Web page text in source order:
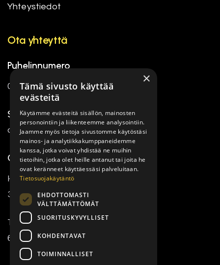
Yhteystiedot
Ota yhteyttä
Puhelinnumero
050 494 2699
Sähköpostiosoite
asiakaspalvelu@rakennecenter.fi
Osoite
Hämeenkatu 2
33100 Tampere
Tuomaantie 9
62100 Lapua
×
Tämä sivusto käyttää
evästeitä
Käytämme evästeitä sisällön, mainosten
personointiin ja liikenteemme analysointiin.
Jaamme myös tietoja sivustomme käytöstäsi
mainos- ja analytiikkakumppaneidemme
kanssa, jotka voivat yhdistää ne muihin
tietoihin, jotka olet heille antanut tai joita he
ovat keränneet käyttäessäsi palveluitaan.
Tietosuojakäytäntö
EHDOTTOMASTI
VÄLTTÄMÄTTÖMÄT
SUORITUSKYVYLLISET
KOHDENTAVAT
TOIMINNALLISET